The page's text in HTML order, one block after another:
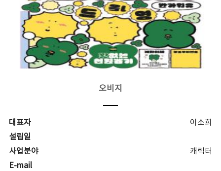
오비지
대표자
이소희
설립일
사업분야
캐릭터
E-mail